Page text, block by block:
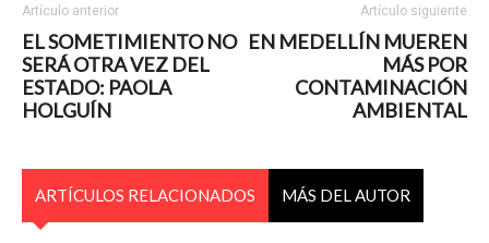
Artículo anterior
EL SOMETIMIENTO NO
SERÁ OTRA VEZ DEL
ESTADO: PAOLA
HOLGUÍN
Artículo siguiente
EN MEDELLÍN MUEREN
MÁS POR
CONTAMINACIÓN
AMBIENTAL
ARTÍCULOS RELACIONADOS MÁS DEL AUTOR